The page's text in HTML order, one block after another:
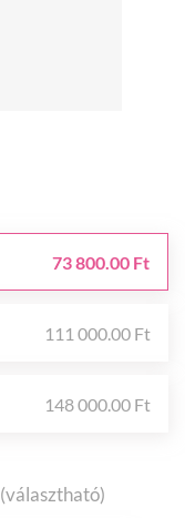
73 800.00 Ft
111 000.00 Ft
148 000.00 Ft
(választható)